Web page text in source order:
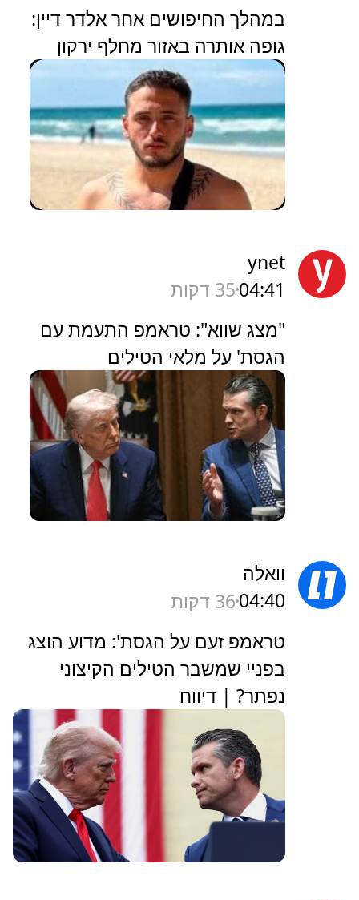
במהלך החיפושים אחר אלדר דיין:
גופה אותרה באזור מחלף ירקון
ynet
04:4135 דקות
"מצג שווא": טראמפ התעמת עם
הגסת' על מלאי הטילים
וואלה
04:4036 דקות
טראמפ זעם על הגסת': מדוע הוצג
בפניי שמשבר הטילים הקיצוני
נפתר? | דיווח